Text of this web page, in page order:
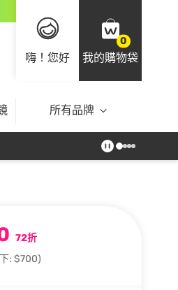
嗨！您好
0
我的購物袋
所有品牌
72折
: $700)